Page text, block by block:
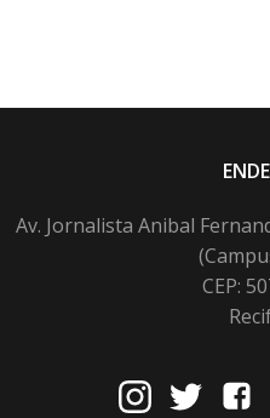
Av. Jornalista Anibal
CEP: